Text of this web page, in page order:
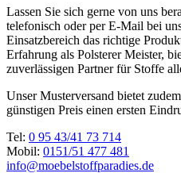
Lassen Sie sich gerne von uns
telefonisch oder per E-Mail bei
Einsatzbereich das richtige
Erfahrung als Polsterer Meister,
zuverlässigen Partner für Stoffe
Unser Musterversand bietet
günstigen Preis einen ersten
Tel: 0 95 43/41 73 714
Mobil: 0151/51 477 481
info@moebelstoffparadies.de